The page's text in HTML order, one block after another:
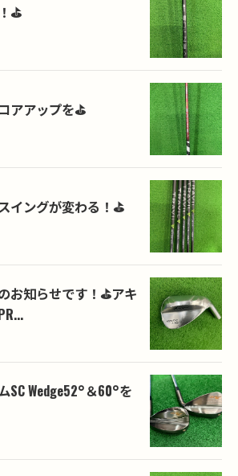
⛳️
アアップを⛳️
イングが変わる！⛳️
お知らせです！⛳️アキ
SC Wedge52°＆60°を